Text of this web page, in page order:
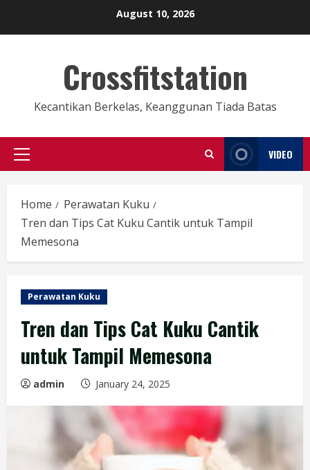
August 10, 2026
Crossfitstation
Kecantikan Berkelas, Keanggunan Tiada Batas
Primary
VIDEO
Home
Perawatan Kuku
Tren dan Tips Cat Kuku Cantik untuk Tampil
Memesona
Perawatan Kuku
Tren dan Tips Cat Kuku Cantik
untuk Tampil Memesona
admin January 24, 2025